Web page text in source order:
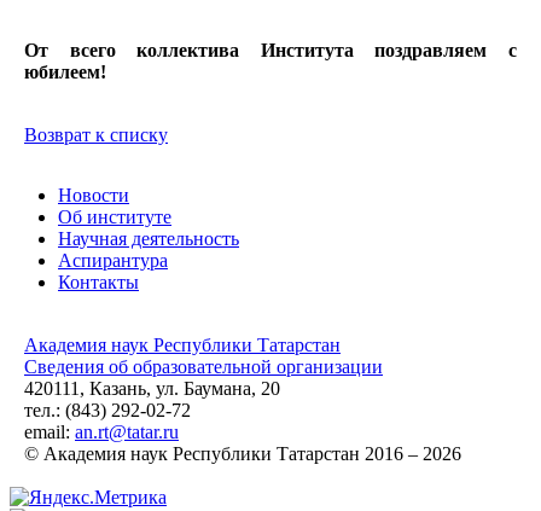
От всего коллектива Института поздравляем с
юбилеем!
Возврат к списку
Новости
Об институте
Научная деятельность
Аспирантура
Контакты
Академия наук Республики Татарстан
Сведения об образовательной организации
420111, Казань, ул. Баумана, 20
тел.: (843) 292-02-72
email: an.rt@tatar.ru
© Академия наук Республики Татарстан 2016 – 2026